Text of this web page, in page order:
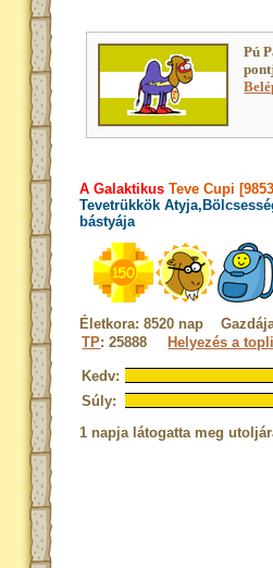
Pú
A Galaktikus Teve Cupi
Tevetrükkök
bástyája
Életkora: 8520 nap
TP: 25888 Helyezés a
Kedv:
Súly:
1 napja látogatta meg